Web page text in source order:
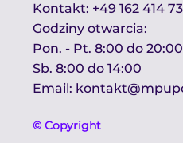
Kontakt​: +49 162 414
Godziny otwarcia:​
Pon. - Pt. 8:00 do 20:00
Sb. 8:00 do 14:00 ​
Email:
© Copyright